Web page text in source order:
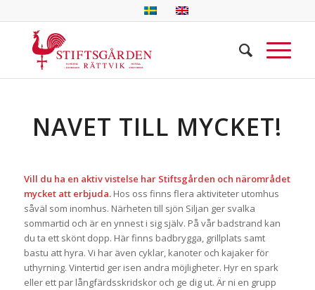
NAVET TILL MYCKET!
Vill du ha en aktiv vistelse har Stiftsgården och närområdet
mycket att erbjuda.Hos oss finns flera aktiviteter utomhus
såväl som inomhus. Närheten till sjön Siljan ger svalka
sommartid och är en ynnest i sig själv. På vår badstrand kan
du ta ett skönt dopp. Här finns badbrygga, grillplats samt
bastu att hyra. Vi har även cyklar, kanoter och kajaker för
uthyrning. Vintertid ger isen andra möjligheter. Hyr en spark
eller ett par långfärdsskridskor och ge dig ut. Är ni en grupp